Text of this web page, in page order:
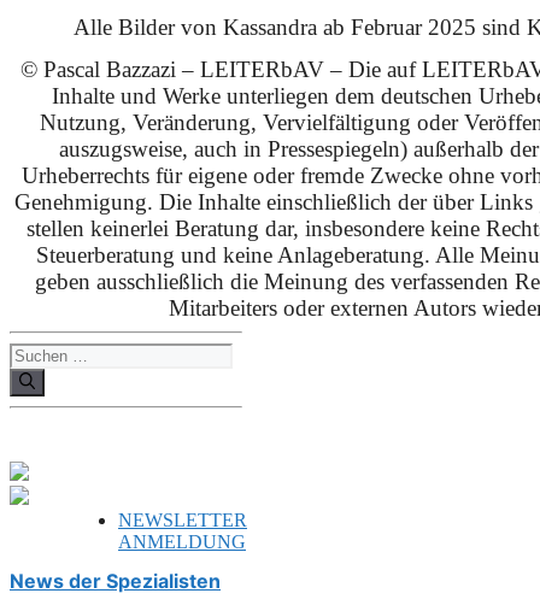
Alle Bilder von Kassandra ab Februar 2025 sind
© Pascal Bazzazi – LEITERbAV – Die auf
Inhalte und Werke unterliegen dem deutschen
Nutzung, Veränderung, Vervielfältigung oder
auszugsweise, auch in Pressespiegeln) außerhalb
Urheberrechts für eigene oder fremde Zwecke ohne
Genehmigung. Die Inhalte einschließlich der über Links
stellen keinerlei Beratung dar, insbesondere keine
Steuerberatung und keine Anlageberatung. Alle
geben ausschließlich die Meinung des verfassenden
Mitarbeiters oder externen Autors
Suchen
nach:
NEWSLETTER
ANMELDUNG
News der Spezialisten